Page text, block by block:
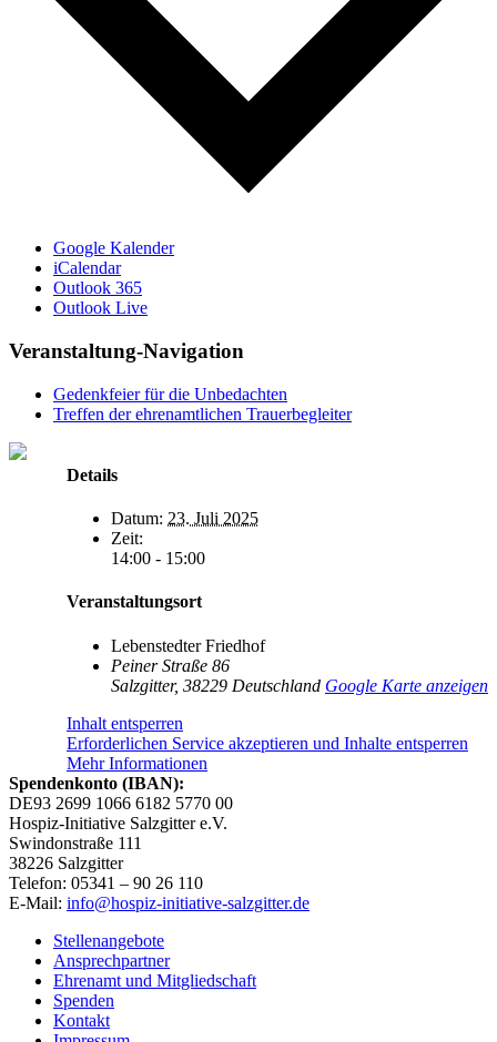
Google Kalender
iCalendar
Outlook 365
Outlook Live
Veranstaltung-Navigation
Gedenkfeier für die Unbedachten
Treffen der ehrenamtlichen Trauerbegleiter
Details
Datum: 23. Juli 2025
Zeit:
14:00 - 15:00
Veranstaltungsort
Lebenstedter Friedhof
Peiner Straße 86
Salzgitter, 38229 Deutschland Google Karte anzeigen
Inhalt entsperren
Erforderlichen Service akzeptieren und Inhalte entsperren
Mehr Informationen
Spendenkonto (IBAN):
DE93 2699 1066 6182 5770 00
Hospiz-Initiative Salzgitter e.V.
Swindonstraße 111
38226 Salzgitter
Telefon: 05341 – 90 26 110
E-Mail: info@hospiz-initiative-salzgitter.de
Stellenangebote
Ansprechpartner
Ehrenamt und Mitgliedschaft
Spenden
Kontakt